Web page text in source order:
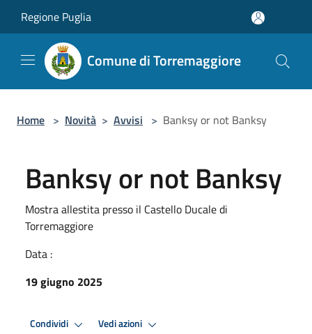
Regione Puglia
Comune di Torremaggiore
Home > Novità > Avvisi > Banksy or not Banksy
Banksy or not Banksy
Mostra allestita presso il Castello Ducale di
Torremaggiore
Data :
19 giugno 2025
Condividi Premi Invio per attivare. apre menu
Vedi azioni